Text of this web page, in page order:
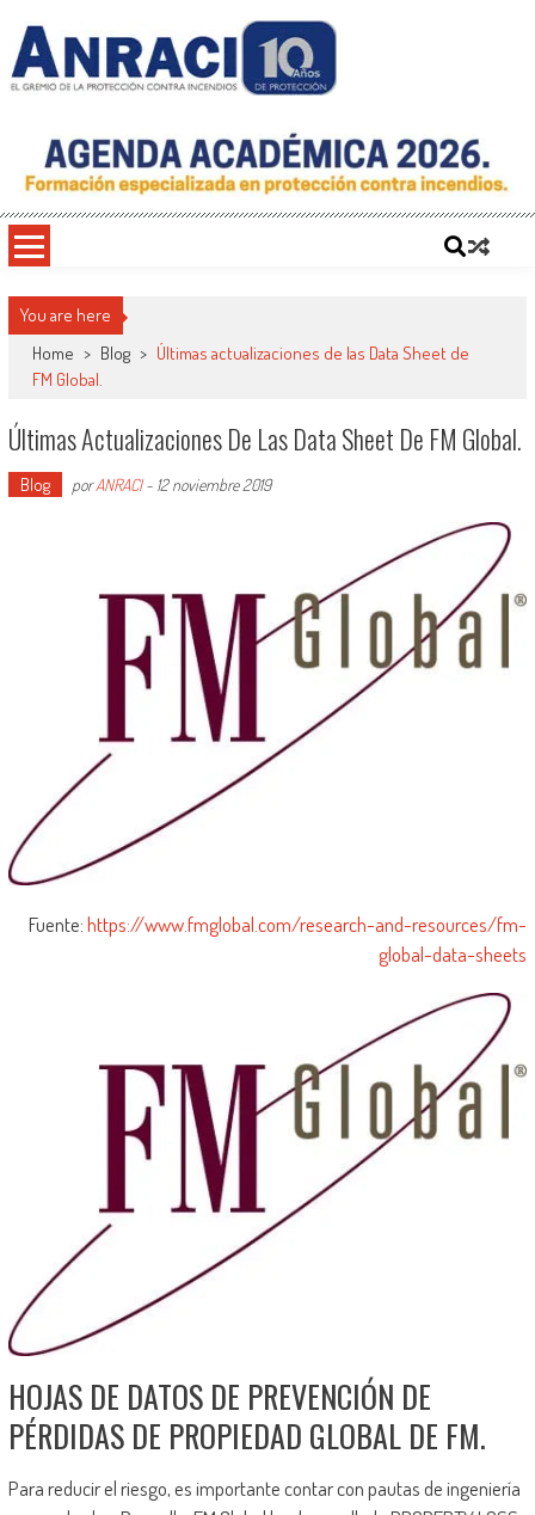
contenido
Protección Contra Incendios
Condiciones de Protección Contra Incendios para Nuestra Sociedad
You are here
Home > Blog > Últimas actualizaciones de las Data Sheet de
FM Global.
Últimas Actualizaciones De Las Data Sheet De FM Global.
Blog porANRACI- 12 noviembre 2019
Fuente:https://www.fmglobal.com/research-and-resources/fm-
global-data-sheets
HOJAS DE DATOS DE PREVENCIÓN DE
PÉRDIDAS DE PROPIEDAD GLOBAL DE FM.
Para reducir el riesgo, es importante contar con pautas de ingeniería